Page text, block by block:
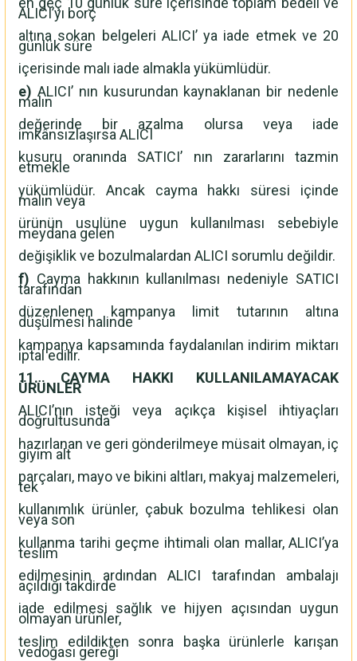
ALICI’yı borç
altına sokan belgeleri ALICI’ ya iade etmek ve 20
günlük süre
içerisinde malı iade almakla yükümlüdür.
e) ALICI’ nın kusurundan kaynaklanan bir nedenle
malın
değerinde bir azalma olursa veya iade
imkânsızlaşırsa ALICI
kusuru oranında SATICI’ nın zararlarını tazmin
etmekle
yükümlüdür. Ancak cayma hakkı süresi içinde
malın veya
ürünün usulüne uygun kullanılması sebebiyle
meydana gelen
değişiklik ve bozulmalardan ALICI sorumlu değildir.
f) Cayma hakkının kullanılması nedeniyle SATICI
tarafından
düzenlenen kampanya limit tutarının altına
düşülmesi halinde
kampanya kapsamında faydalanılan indirim miktarı
iptal edilir.
11. CAYMA HAKKI KULLANILAMAYACAK
ÜRÜNLER
ALICI’nın isteği veya açıkça kişisel ihtiyaçları
doğrultusunda
hazırlanan ve geri gönderilmeye müsait olmayan, iç
giyim alt
parçaları, mayo ve bikini altları, makyaj malzemeleri,
tek
kullanımlık ürünler, çabuk bozulma tehlikesi olan
veya son
kullanma tarihi geçme ihtimali olan mallar, ALICI’ya
teslim
edilmesinin ardından ALICI tarafından ambalajı
açıldığı takdirde
iade edilmesi sağlık ve hijyen açısından uygun
olmayan ürünler,
teslim edildikten sonra başka ürünlerle karışan
vedoğası gereği